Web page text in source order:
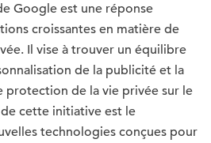
Google est une réponse
croissantes en matière de
Il vise à trouver un équilibre
de la publicité et la
protection de la vie privée sur le
cette initiative est le
technologies conçues pour